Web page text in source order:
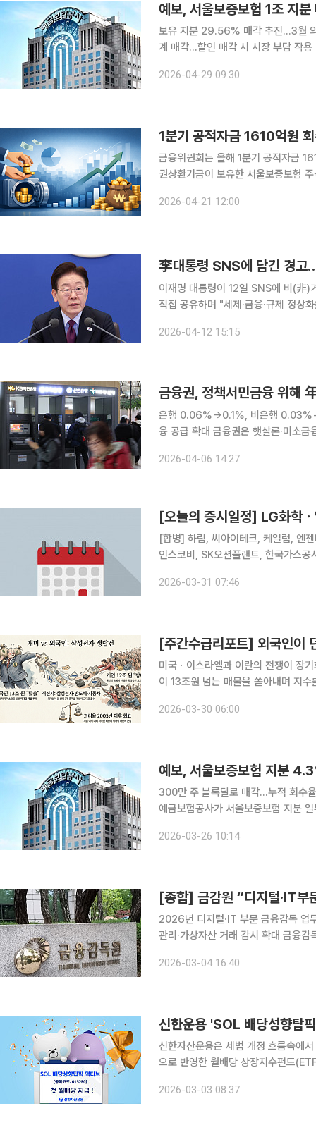
예보, 서울보증보험 1조 지
보유 지분 29.56% 매각 추진…3월
계 매각…할인 매각 시 시장 부담 작용 가능성도 예금보험공사가 서울보증보
고 단계적 지분 처분에 나서는 가운데
2026-04-29 09:30
1분기 공적자금 1610억원
금융위원회는 올해 1분기 공적자금 1610억원을
권상환기금이 보유한 서울보증보험
총 122조4000억원을 회수했다. 같은
2026-04-21 12:00
이재명 대통령이 12일 SNS에 비(非)
직접 공유하며 "세제·금융·규제 정상
2026-04-12 15:15
금융권, 정책서민금융 위해
은행 0.06%→0.1%, 비은행
융 공급 확대 금융권은 햇살론·미소금융 등 정책서민금융 재원 마련을 위해 매년 1973억원을 더 내
이 국무회의에서 의결됐다고 밝혔다.
2026-04-06 14:27
[오늘의 증시일정] LG화학
[합병] 하림, 씨아이테크, 케일럼, 엔젠바이오 [상호변경] 인티큐브 [주주총회] 티
인스코비, SK오션플랜트, 한국가스
풀무원, 태경산업, 강원랜드, 영흥, 황
2026-03-31 07:46
미국ㆍ이스라엘과 이란의 전쟁이 장
이 13조원 넘는 매물을 쏟아내며 지
5781.20에서 27일 5438.87로 한
2026-03-30 06:00
예보, 서울보증보험 지분
300만 주 블록딜로 매각…누적 회수
예금보험공사가 서울보증보험 지분
2026-03-26 10:14
2026년 디지털·IT 부문 금융감독 업
관리·가상자산 거래 감시 확대 금융감독원이 디지털 금융 확산에 따른 사이버 보안 리스크에 대응하
2026-03-04 16:40
신한자산운용은 세법 개정 흐름속에
으로 반영한 월배당 상장지수펀드
준 약 4.3% 수준이다. ‘SOL 배당성
2026-03-03 08:37